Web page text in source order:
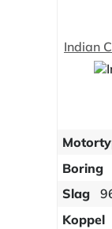
Indian
Boring
Slag
Koppel